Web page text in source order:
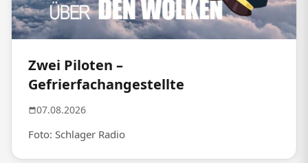
Zwei Piloten –
Gefrierfachangestellte
07.08.2026
Foto: Schlager Radio